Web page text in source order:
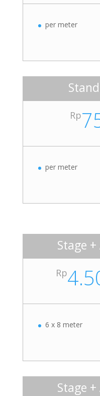
per meter
Rp
per meter
Stage
Rp
6 x 8 meter
Stage